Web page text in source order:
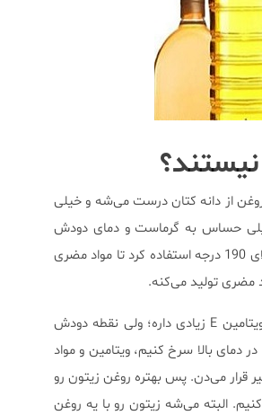
از دانه کتان درست می‌شه و خیلی
خیلی حساس به گرماست و دمای دودش
فقط 107 درجه سانتی‌گراده، در حالی که برای سرخ کردن باید روغن با دمای دود بالای 190 درجه استفاده کرد تا مواد مضری
مضری تولید می‌کنه.
روغن زیتون هم روغن مناسبی برای سرخ کردن نیست. این روغن مواد مغذی و ویتامین E زیادی داره؛ ولی نقطه دودش
رو در دمای بالا سرخ کنیم، ویتامین و مواد
قرار می‌دن. پس بهتره روغن زیتون رو
البته می‌شه زیتون رو با یه روغن